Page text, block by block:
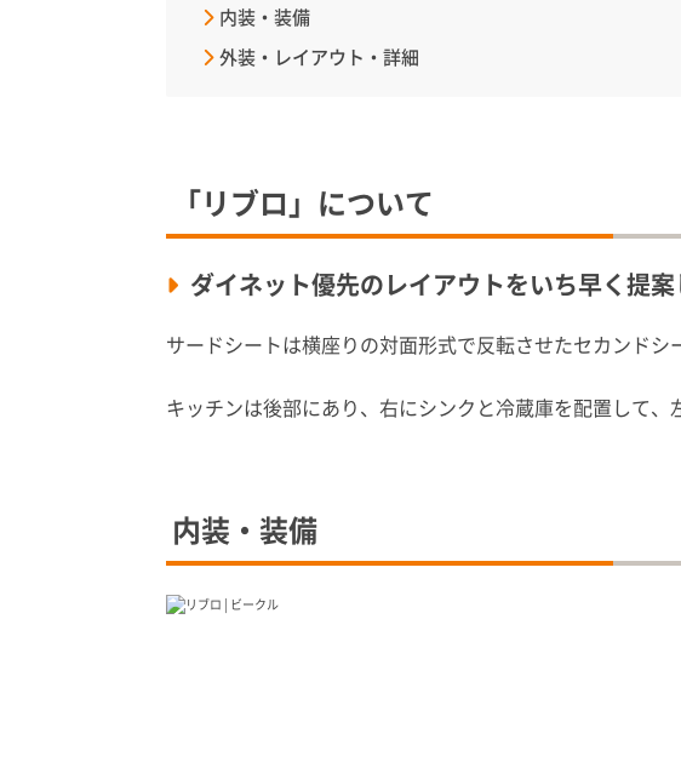
内装・装備
外装・レイアウト・詳細
「リブロ」について
ダイネット優先のレイアウトをいち早く提
サードシートは横座りの対面形式で反転させたセカンド
キッチンは後部にあり、右にシンクと冷蔵庫を配置して
内装・装備